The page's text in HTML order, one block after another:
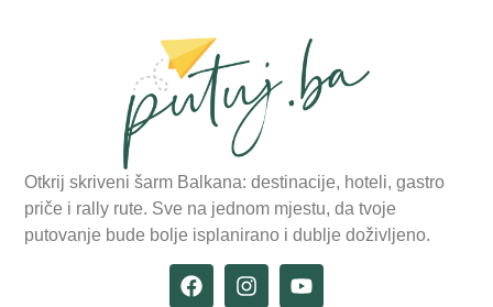
Otkrij skriveni šarm Balkana: destinacije, hoteli, gastro
priče i rally rute. Sve na jednom mjestu, da tvoje
putovanje bude bolje isplanirano i dublje doživljeno.